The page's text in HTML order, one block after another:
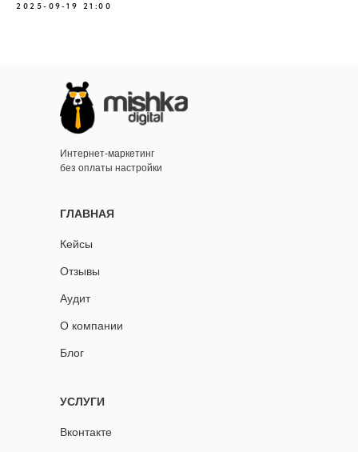
2025-09-19 21:00
Интернет-маркетинг
без оплаты настройки
УСЛУГИ
Кейсы
Вконтакте
Отзывы
Аудит
О компании
Блог
ГЛАВНАЯ